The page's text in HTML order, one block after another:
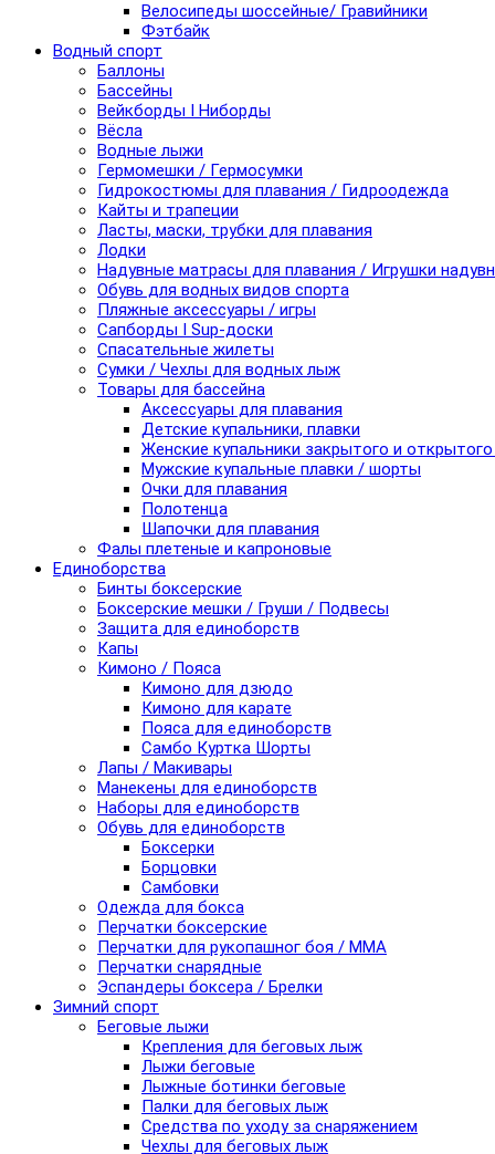
Велосипеды шоссейные/ Гравийники
Фэтбайк
Водный спорт
Баллоны
Бассейны
Вейкборды I Ниборды
Вёсла
Водные лыжи
Гермомешки / Гермосумки
Гидрокостюмы для плавания / Гидроодежда
Кайты и трапеции
Ласты, маски, трубки для плавания
Лодки
Надувные матрасы для плавания / Игрушки
Обувь для водных видов спорта
Пляжные аксессуары / игры
Сапборды I Sup-доски
Спасательные жилеты
Сумки / Чехлы для водных лыж
Товары для бассейна
Аксессуары для плавания
Детские купальники, плавки
Женские купальники закрытого и
Мужские купальные плавки / шорты
Очки для плавания
Полотенца
Шапочки для плавания
Фалы плетеные и капроновые
Единоборства
Бинты боксерские
Боксерские мешки / Груши / Подвесы
Защита для единоборств
Капы
Кимоно / Пояса
Кимоно для дзюдо
Кимоно для карате
Пояса для единоборств
Самбо Куртка Шорты
Лапы / Макивары
Манекены для единоборств
Наборы для единоборств
Обувь для единоборств
Боксерки
Борцовки
Самбовки
Одежда для бокса
Перчатки боксерские
Перчатки для рукопашног боя / ММА
Перчатки снарядные
Эспандеры боксера / Брелки
Зимний спорт
Беговые лыжи
Крепления для беговых лыж
Лыжи беговые
Лыжные ботинки беговые
Палки для беговых лыж
Средства по уходу за снаряжением
Чехлы для беговых лыж